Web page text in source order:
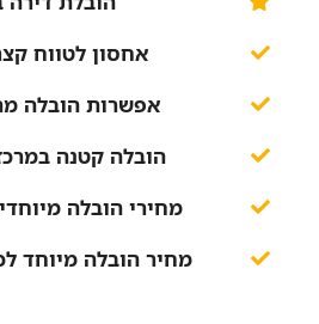
אחסון לטווח
אפשרות הובלה
הובלה קטנה
מחירי הובלה
מחיר הובלה מיוחד